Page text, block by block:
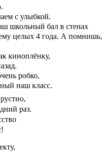
с улыбкой.
школьный бал в стенах
целых 4 года. А помнишь,
киноплёнку,
робко,
наш класс.
раз.